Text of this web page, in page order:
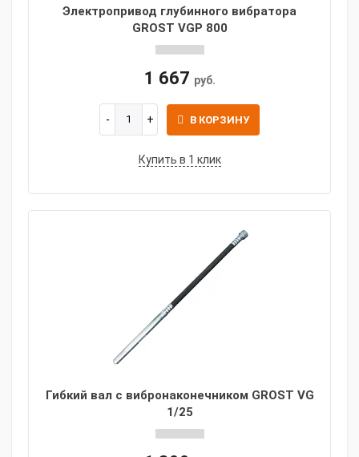
Электропривод глубинного вибратора
GROST VGP 800
1 667 руб.
В КОРЗИНУ
Купить в 1 клик
Гибкий вал с вибронаконечником GROST VG
1/25